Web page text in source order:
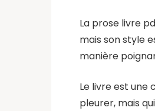
La prose livre
mais son style
manière
Le livre est une
pleurer, mais